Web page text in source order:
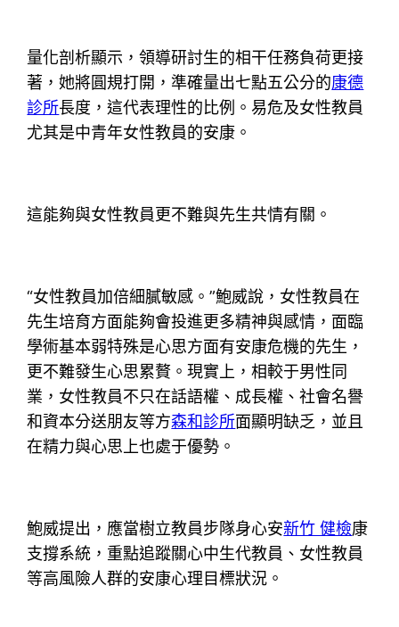
量化剖析顯示，領導研討生的相干任務負荷更接
著，她將圓規打開，準確量出七點五公分的康德
診所長度，這代表理性的比例。易危及女性教員
尤其是中青年女性教員的安康。
這能夠與女性教員更不難與先生共情有關。
“女性教員加倍細膩敏感。”鮑威說，女性教員在
先生培育方面能夠會投進更多精神與感情，面臨
學術基本弱特殊是心思方面有安康危機的先生，
更不難發生心思累贅。現實上，相較于男性同
業，女性教員不只在話語權、成長權、社會名譽
和資本分送朋友等方森和診所面顯明缺乏，並且
在精力與心思上也處于優勢。
鮑威提出，應當樹立教員步隊身心安新竹 健檢康
支撐系統，重點追蹤關心中生代教員、女性教員
等高風險人群的安康心理目標狀況。